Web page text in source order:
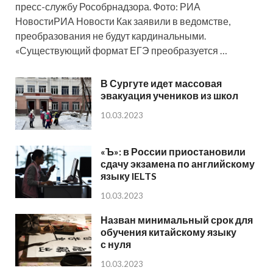
пресс-службу Рособрнадзора. Фото: РИА
НовостиРИА Новости Как заявили в ведомстве,
преобразования не будут кардинальными.
«Существующий формат ЕГЭ преобразуется …
В Сургуте идет массовая
эвакуация учеников из школ
10.03.2023
«Ъ»: в России приостановили
сдачу экзамена по английскому
языку IELTS
10.03.2023
Назван минимальный срок для
обучения китайскому языку
с нуля
10.03.2023